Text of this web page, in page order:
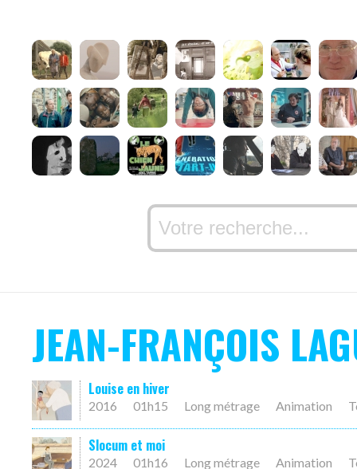
JEAN-FRANÇOIS
Louise en hiver
2016 01h15 Long métrage Animation
Slocum et moi
2024 01h16 Long métrage Animation